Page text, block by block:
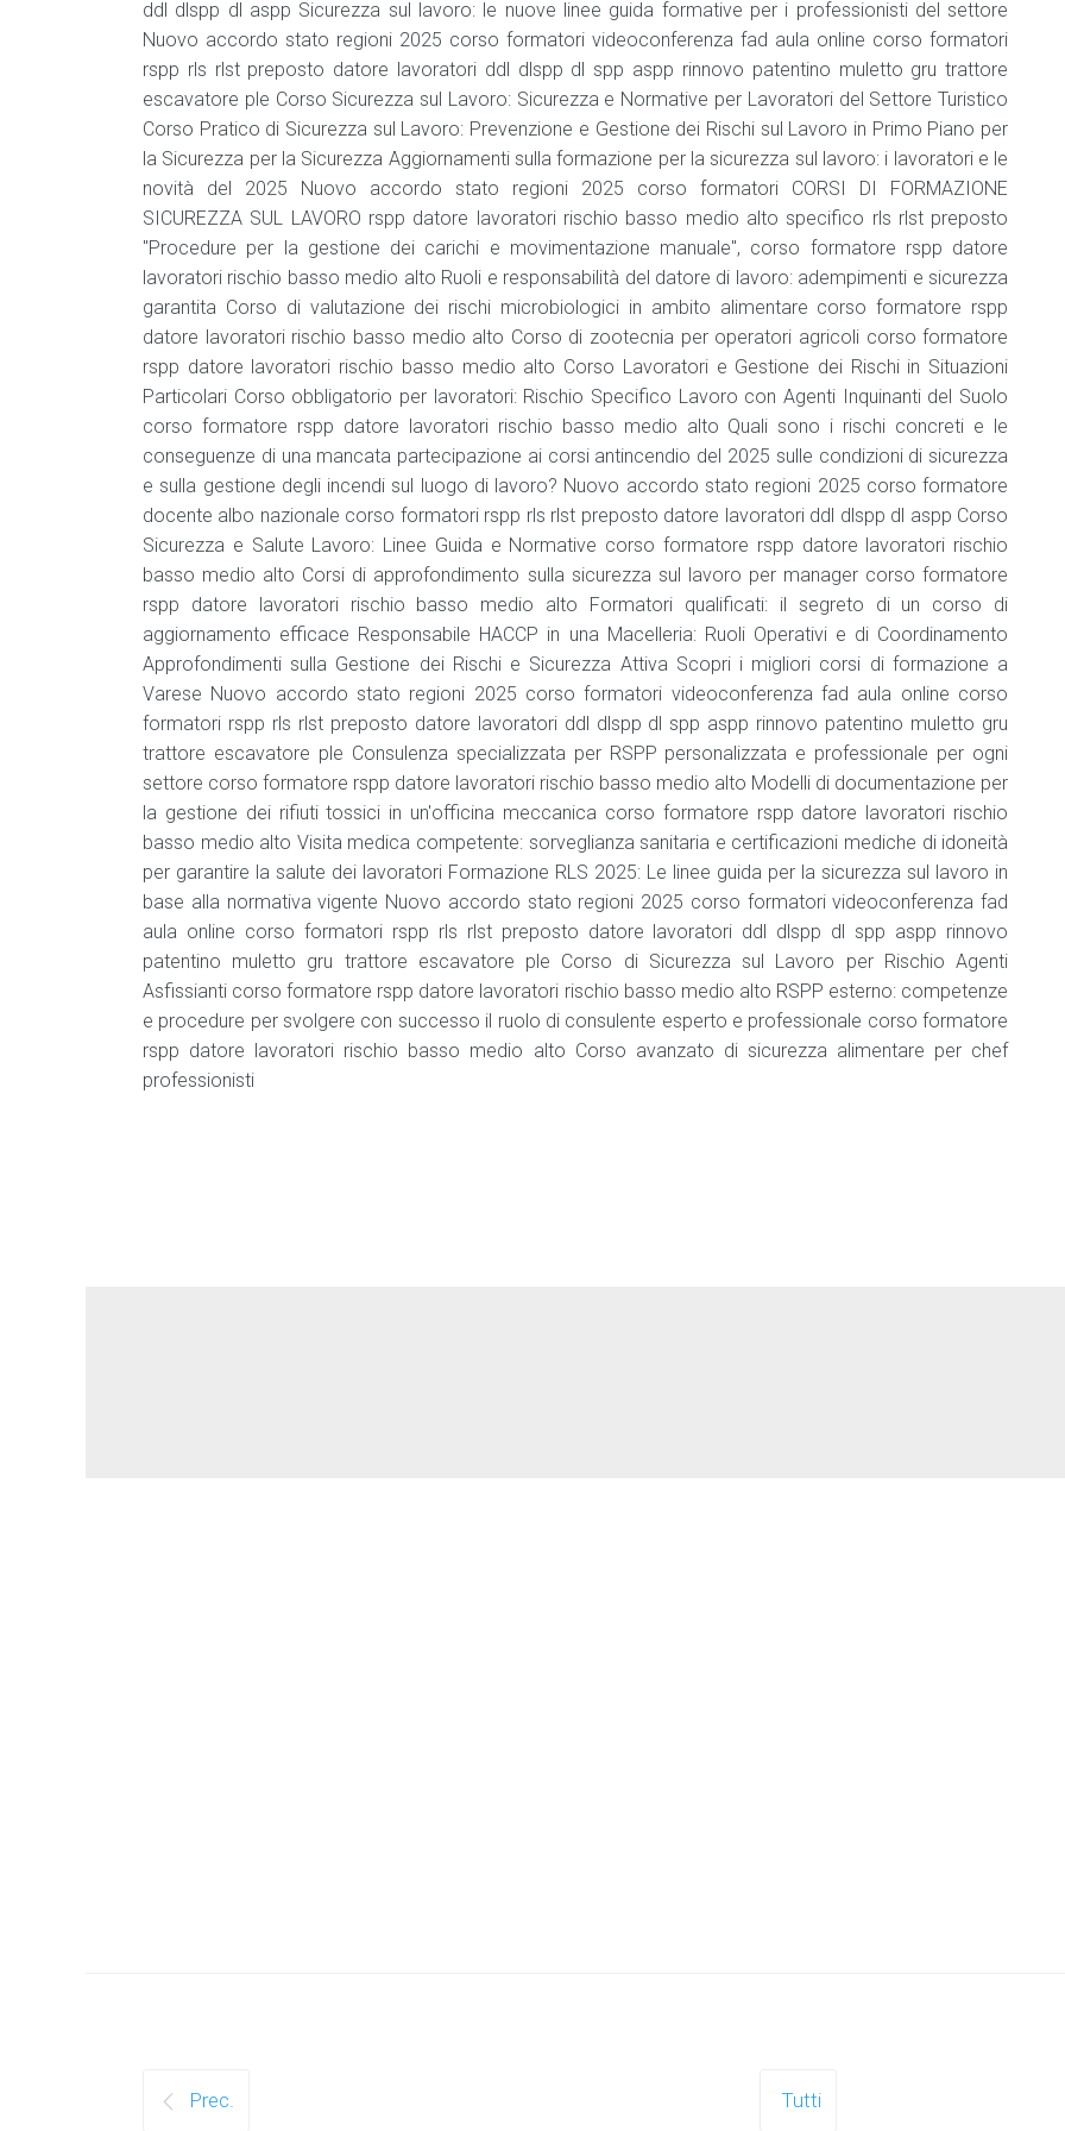
e
bevande
Addetto
che
NON
manipola
alimenti
e
bevande
Agg.
addetto
che
NON
manipola
alimenti
e
bevande
Consulente
HACCP
Formatore
HACCP
ddl dlspp dl aspp Sicurezza sul lavoro: le nuove linee guida formative per i professionisti del settore
Nuovo accordo stato regioni 2025 corso formatori videoconferenza fad aula online corso formatori
rspp rls rlst preposto datore lavoratori ddl dlspp dl spp aspp rinnovo patentino muletto gru trattore
escavatore ple Corso Sicurezza sul Lavoro: Sicurezza e Normative per Lavoratori del Settore Turistico
Corso Pratico di Sicurezza sul Lavoro: Prevenzione e Gestione dei Rischi sul Lavoro in Primo Piano per
la Sicurezza per la Sicurezza Aggiornamenti sulla formazione per la sicurezza sul lavoro: i lavoratori e le
novità del 2025 Nuovo accordo stato regioni 2025 corso formatori CORSI DI FORMAZIONE
SICUREZZA SUL LAVORO rspp datore lavoratori rischio basso medio alto specifico rls rlst preposto
"Procedure per la gestione dei carichi e movimentazione manuale", corso formatore rspp datore
lavoratori rischio basso medio alto Ruoli e responsabilità del datore di lavoro: adempimenti e sicurezza
garantita Corso di valutazione dei rischi microbiologici in ambito alimentare corso formatore rspp
datore lavoratori rischio basso medio alto Corso di zootecnia per operatori agricoli corso formatore
rspp datore lavoratori rischio basso medio alto Corso Lavoratori e Gestione dei Rischi in Situazioni
Particolari Corso obbligatorio per lavoratori: Rischio Specifico Lavoro con Agenti Inquinanti del Suolo
corso formatore rspp datore lavoratori rischio basso medio alto Quali sono i rischi concreti e le
conseguenze di una mancata partecipazione ai corsi antincendio del 2025 sulle condizioni di sicurezza
e sulla gestione degli incendi sul luogo di lavoro? Nuovo accordo stato regioni 2025 corso formatore
docente albo nazionale corso formatori rspp rls rlst preposto datore lavoratori ddl dlspp dl aspp Corso
Sicurezza e Salute Lavoro: Linee Guida e Normative corso formatore rspp datore lavoratori rischio
basso medio alto Corsi di approfondimento sulla sicurezza sul lavoro per manager corso formatore
rspp datore lavoratori rischio basso medio alto Formatori qualificati: il segreto di un corso di
aggiornamento efficace Responsabile HACCP in una Macelleria: Ruoli Operativi e di Coordinamento
Approfondimenti sulla Gestione dei Rischi e Sicurezza Attiva Scopri i migliori corsi di formazione a
Varese Nuovo accordo stato regioni 2025 corso formatori videoconferenza fad aula online corso
formatori rspp rls rlst preposto datore lavoratori ddl dlspp dl spp aspp rinnovo patentino muletto gru
trattore escavatore ple Consulenza specializzata per RSPP personalizzata e professionale per ogni
settore corso formatore rspp datore lavoratori rischio basso medio alto Modelli di documentazione per
la gestione dei rifiuti tossici in un'officina meccanica corso formatore rspp datore lavoratori rischio
basso medio alto Visita medica competente: sorveglianza sanitaria e certificazioni mediche di idoneità
per garantire la salute dei lavoratori Formazione RLS 2025: Le linee guida per la sicurezza sul lavoro in
base alla normativa vigente Nuovo accordo stato regioni 2025 corso formatori videoconferenza fad
aula online corso formatori rspp rls rlst preposto datore lavoratori ddl dlspp dl spp aspp rinnovo
patentino muletto gru trattore escavatore ple Corso di Sicurezza sul Lavoro per Rischio Agenti
Asfissianti corso formatore rspp datore lavoratori rischio basso medio alto RSPP esterno: competenze
e procedure per svolgere con successo il ruolo di consulente esperto e professionale corso formatore
rspp datore lavoratori rischio basso medio alto Corso avanzato di sicurezza alimentare per chef
professionisti
Prec. Tutti